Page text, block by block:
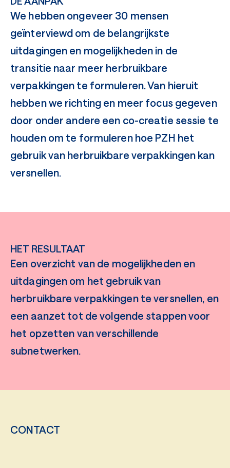
We hebben ongeveer 30 mensen
geïnterviewd om de belangrijkste
uitdagingen en mogelijkheden in de
transitie naar meer herbruikbare
verpakkingen te formuleren. Van hieruit
hebben we richting en meer focus gegeven
door onder andere een co-creatie sessie te
houden om te formuleren hoe PZH het
gebruik van herbruikbare verpakkingen kan
versnellen.
HET RESULTAAT
Een overzicht van de mogelijkheden en
uitdagingen om het gebruik van
herbruikbare verpakkingen te versnellen, en
een aanzet tot de volgende stappen voor
het opzetten van verschillende
subnetwerken.
CONTACT